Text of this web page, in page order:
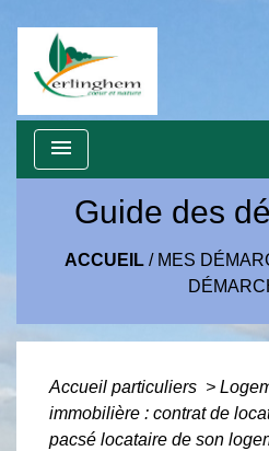
menu
Guide des
ACCUEIL / MES
Accueil particuliers >
immobilière : contrat de
pacsé locataire de son